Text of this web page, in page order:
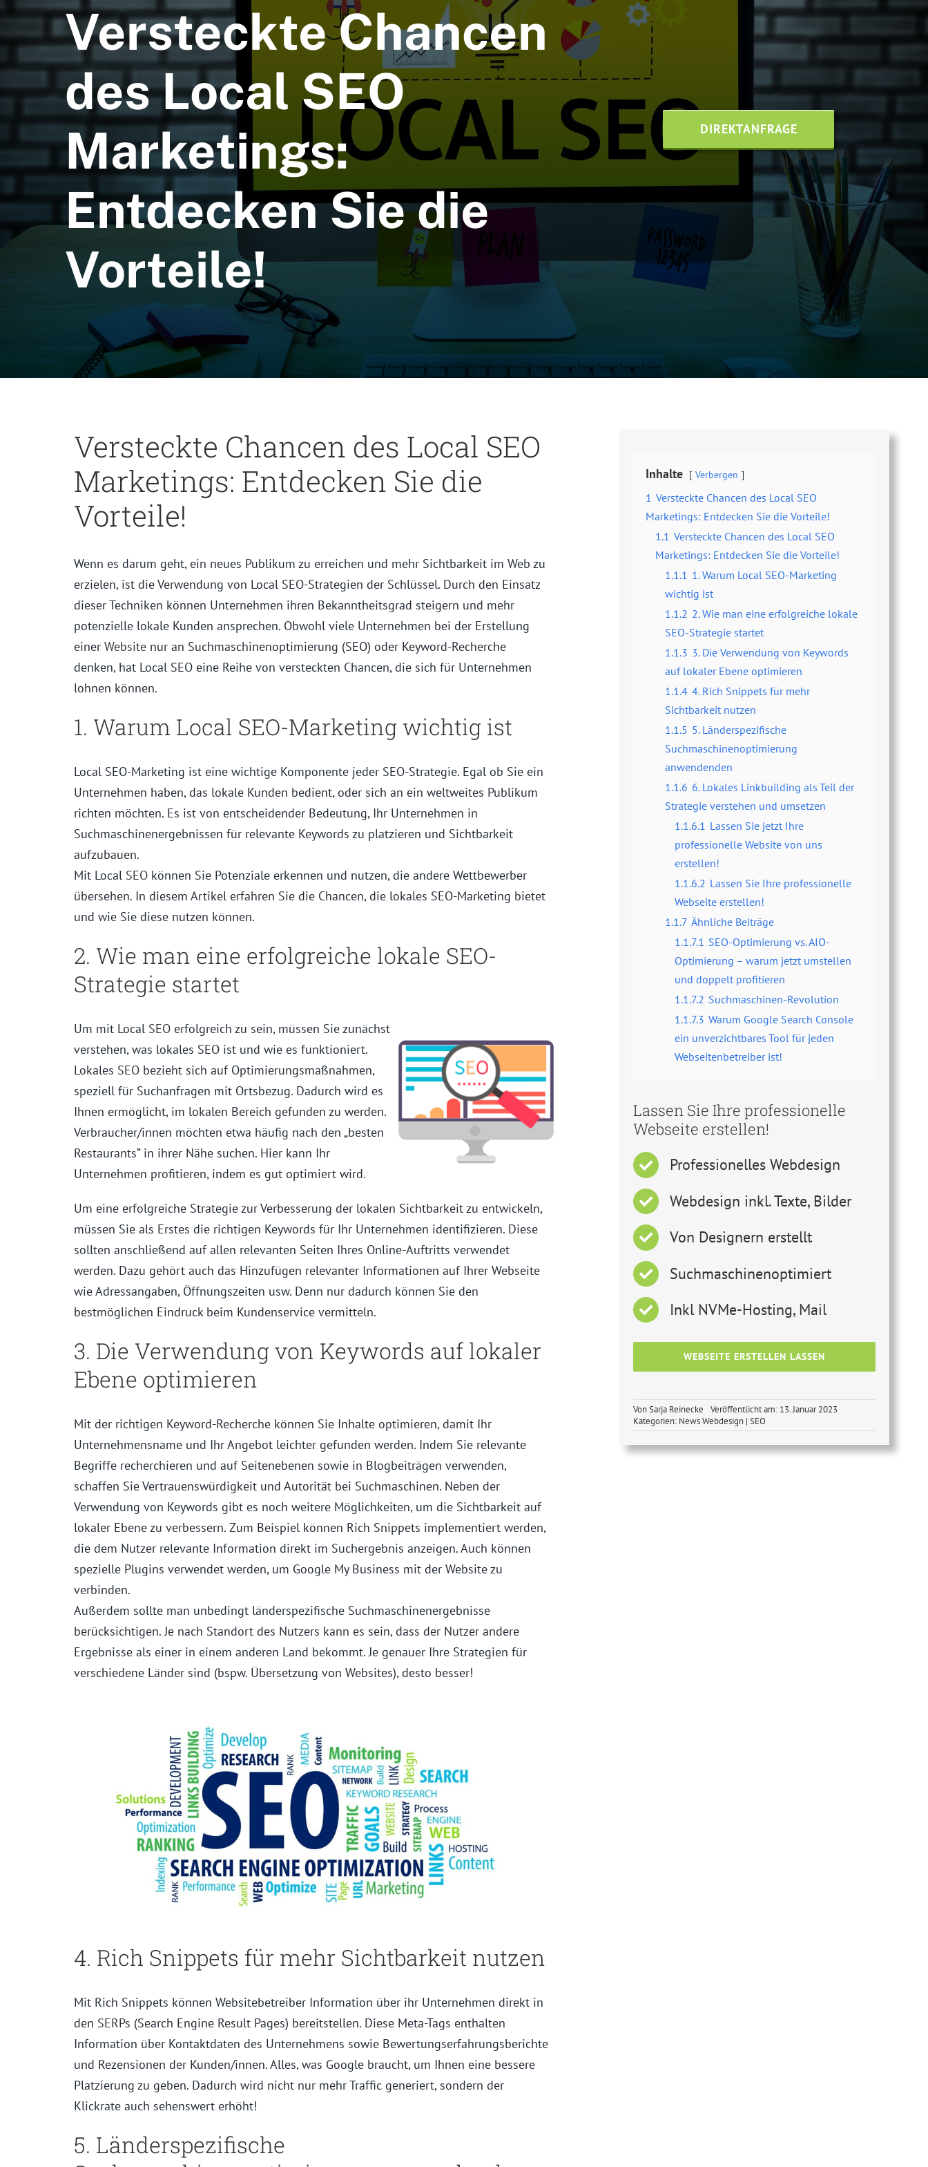
Versteckte Chancen
des Local SEO
Marketings:
Entdecken Sie die
Vorteile!
DIREKTANFRAGE
Versteckte Chancen des Local SEO
Marketings: Entdecken Sie die
Vorteile!
Wenn es darum geht, ein neues Publikum zu erreichen und mehr Sichtbarkeit im Web zu
erzielen, ist die Verwendung von Local SEO-Strategien der Schlüssel. Durch den Einsatz
dieser Techniken können Unternehmen ihren Bekanntheitsgrad steigern und mehr
potenzielle lokale Kunden ansprechen. Obwohl viele Unternehmen bei der Erstellung
einerWebsite nur an Suchmaschinenoptimierung (SEO) oder Keyword-Recherche
denken, hat Local SEO eine Reihe von versteckten Chancen, die sich für Unternehmen
lohnen können.
1. Warum Local SEO-Marketing wichtig ist
Local SEO-Marketing ist eine wichtige Komponente jeder SEO-Strategie. Egal ob Sie ein
Unternehmen haben, das lokale Kunden bedient, oder sich an ein weltweites Publikum
richten möchten. Es ist von entscheidender Bedeutung, Ihr Unternehmen in
Suchmaschinenergebnissen für relevante Keywords zu platzieren und Sichtbarkeit
aufzubauen.
Mit Local SEO können Sie Potenziale erkennen und nutzen, die andere Wettbewerber
übersehen. In diesem Artikel erfahren Sie die Chancen, die lokales SEO-Marketing bietet
und wie Sie diese nutzen können.
2. Wie man eine erfolgreiche lokale SEO-
Strategie startet
Um mit Local SEO erfolgreich zu sein, müssen Sie zunächst
verstehen, was lokales SEO ist und wie es funktioniert.
Lokales SEO bezieht sich auf Optimierungsmaßnahmen,
speziell für Suchanfragen mit Ortsbezug. Dadurch wird es
Ihnen ermöglicht, im lokalen Bereich gefunden zu werden.
Verbraucher/innen möchten etwa häufig nach den „besten
Restaurants“ in ihrer Nähe suchen. Hier kann Ihr
Unternehmen profitieren, indem es gut optimiert wird.
Um eine erfolgreiche Strategie zur Verbesserung der lokalen Sichtbarkeit zu entwickeln,
müssen Sie als Erstes die richtigen Keywords für Ihr Unternehmen identifizieren. Diese
sollten anschließend auf allen relevanten Seiten Ihres Online-Auftritts verwendet
werden. Dazu gehört auch das Hinzufügen relevanter Informationen auf Ihrer Webseite
wie Adressangaben, Öffnungszeiten usw. Denn nur dadurch können Sie den
bestmöglichen Eindruck beim Kundenservice vermitteln.
3. Die Verwendung von Keywords auf lokaler
Ebene optimieren
Mit der richtigen Keyword-Recherche können Sie Inhalte optimieren, damit Ihr
Unternehmensname und Ihr Angebot leichter gefunden werden. Indem Sie relevante
Begriffe recherchieren und auf Seitenebenen sowie in Blogbeiträgen verwenden,
schaffen Sie Vertrauenswürdigkeit und Autorität bei Suchmaschinen. Neben der
Verwendung von Keywords gibt es noch weitere Möglichkeiten, um die Sichtbarkeit auf
lokaler Ebene zu verbessern. Zum Beispiel können Rich Snippets implementiert werden,
die dem Nutzer relevante Information direkt im Suchergebnis anzeigen. Auch können
spezielle Plugins verwendet werden, um Google My Business mit der Website zu
verbinden.
Außerdem sollte man unbedingt länderspezifische Suchmaschinenergebnisse
berücksichtigen. Je nach Standort des Nutzers kann es sein, dass der Nutzer andere
Ergebnisse als einer in einem anderen Land bekommt. Je genauer Ihre Strategien für
verschiedene Länder sind (bspw. Übersetzung von Websites), desto besser!
4. Rich Snippets für mehr Sichtbarkeit nutzen
Mit Rich Snippets können Websitebetreiber Information über ihr Unternehmen direkt in
den SERPs (Search Engine Result Pages) bereitstellen. Diese Meta-Tags enthalten
Information über Kontaktdaten des Unternehmens sowie Bewertungserfahrungsberichte
und Rezensionen der Kunden/innen. Alles, was Google braucht, um Ihnen eine bessere
Platzierung zu geben. Dadurch wird nicht nur mehr Traffic generiert, sondern der
Klickrate auch sehenswert erhöht!
5. Länderspezifische
Inhalte Verbergen
1 Versteckte Chancen des Local SEO
Marketings: Entdecken Sie die Vorteile!
1.1 Versteckte Chancen des Local SEO
Marketings: Entdecken Sie die Vorteile!
1.1.1 1. Warum Local SEO-Marketing
wichtig ist
1.1.2 2. Wie man eine erfolgreiche lokale
SEO-Strategie startet
1.1.3 3. Die Verwendung von Keywords
auf lokaler Ebene optimieren
1.1.4 4. Rich Snippets für mehr
Sichtbarkeit nutzen
1.1.5 5. Länderspezifische
Suchmaschinenoptimierung
anwendenden
1.1.6 6. Lokales Linkbuilding als Teil der
Strategie verstehen und umsetzen
1.1.6.1 Lassen Sie jetzt Ihre
professionelle Website von uns
erstellen!
1.1.6.2 Lassen Sie Ihre professionelle
Webseite erstellen!
1.1.7 Ähnliche Beiträge
1.1.7.1 SEO-Optimierung vs. AIO-
Optimierung – warum jetzt umstellen
und doppelt profitieren
1.1.7.2 Suchmaschinen-Revolution
1.1.7.3 Warum Google Search Console
ein unverzichtbares Tool für jeden
Webseitenbetreiber ist!
Lassen Sie Ihre professionelle
Webseite erstellen!
Professionelles Webdesign
Webdesign inkl. Texte, Bilder
Von Designern erstellt
Suchmaschinenoptimiert
Inkl NVMe-Hosting, Mail
WEBSEITE ERSTELLEN LASSEN
VonSarja Reinecke
Veröffentlicht am: 13. Januar 2023
Kategorien: News Webdesign | SEO